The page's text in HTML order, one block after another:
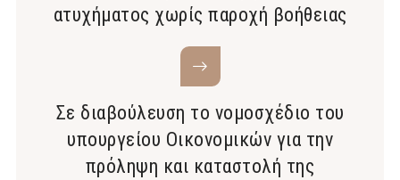
ατυχήματος χωρίς παροχή βοήθειας
Σε διαβούλευση το νομοσχέδιο του
υπουργείου Οικονομικών για την
πρόληψη και καταστολή της